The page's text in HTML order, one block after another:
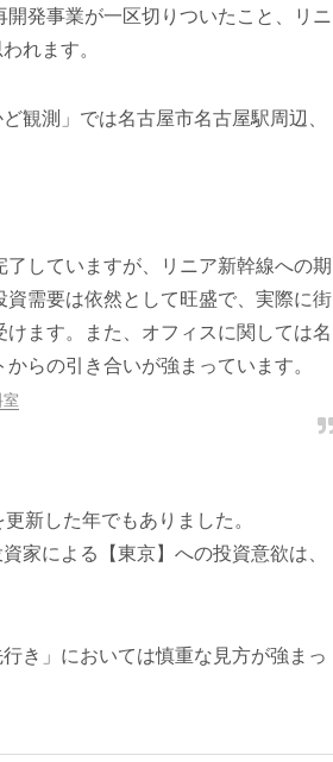
発事業が一区切りついたこと、リニ
れます。
観測」では名古屋市名古屋駅周辺、
していますが、リニア新幹線への期
需要は依然として旺盛で、実際に街
ます。また、オフィスに関しては名
らの引き合いが強まっています。
新した年でもありました。
家による【東京】への投資意欲は、
き」においては慎重な見方が強まっ